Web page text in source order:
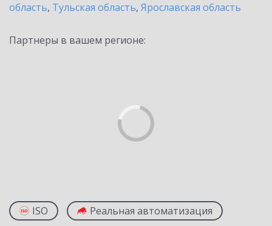
область, Тульская область, Ярославская область
Партнеры в вашем регионе:
ISO Реальная автоматизация